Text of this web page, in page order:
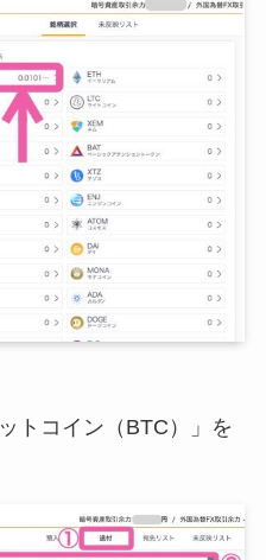
トコイン（BTC）」を